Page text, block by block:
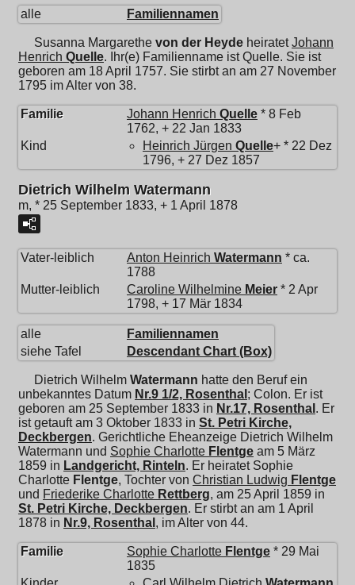
alle Familiennamen
Susanna Margarethe von der Heyde heiratetJohann
Henrich Quelle. Ihr(e) Familienname ist Quelle. Sie ist
geboren am 18 April 1757. Sie stirbt an am 27 November
1795 im Alter von 38.
Familie Johann Henrich Quelle * 8 Feb
1762, + 22 Jan 1833
Kind
Heinrich Jürgen Quelle+ * 22 Dez
1796, + 27 Dez 1857
Dietrich Wilhelm Watermann
m, * 25 September 1833, + 1 April 1878
Vater-leiblich Anton Heinrich Watermann * ca.
1788
Mutter-leiblich
Caroline Wilhelmine Meier * 2 Apr
1798, + 17 Mär 1834
alle
Familiennamen
siehe Tafel
Descendant Chart (Box)
Dietrich Wilhelm Watermann hatte den Beruf ein
unbekanntes Datum Nr.9 1/2, Rosenthal ; Colon. Er ist
geboren am 25 September 1833 in Nr.17, Rosenthal . Er
ist getauft am 3 Oktober 1833 in St. Petri Kirche,
Deckbergen. Gerichtliche Eheanzeige Dietrich Wilhelm
Watermann und Sophie Charlotte Flentge am 5 März
1859 in Landgericht, Rinteln. Er heiratet Sophie
Charlotte Flentge, Tochter von Christian Ludwig Flentge
und Friederike Charlotte Rettberg, am 25 April 1859 in
St. Petri Kirche, Deckbergen. Er stirbt an am 1 April
1878 in Nr.9, Rosenthal , im Alter von 44.
Familie Sophie Charlotte Flentge * 29 Mai
1835